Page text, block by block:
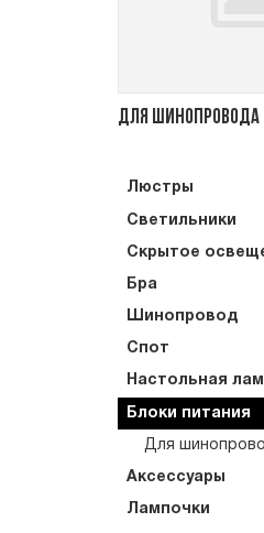
Для шинопровода
Люстры
Светильники
Скрытое
Бра
Шинопровод
Спот
Настольная
Блоки питания
Для
Аксессуары
Лампочки